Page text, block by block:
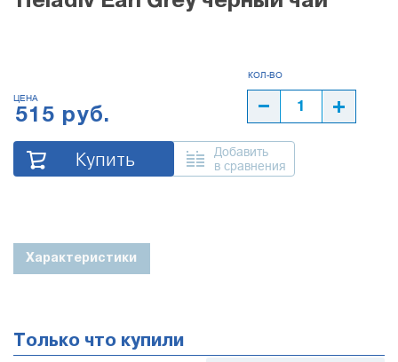
ЦЕНА
515 руб.
Купить
Добавить
в сравнения
Характеристики
Только что купили